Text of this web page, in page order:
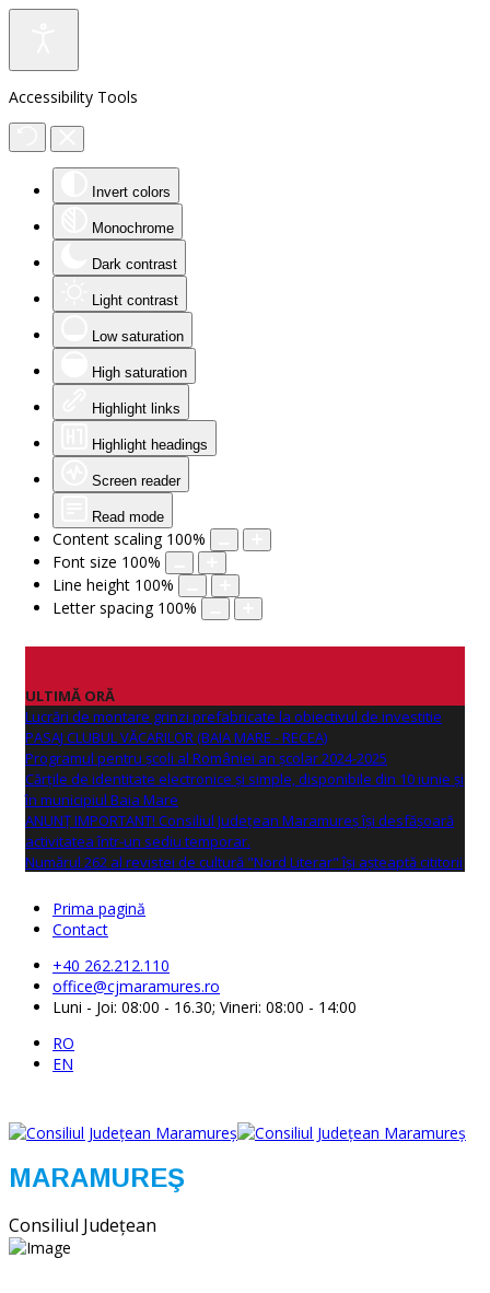
Accessibility Tools
Invert colors
Monochrome
Dark contrast
Light contrast
Low saturation
High saturation
Highlight links
Highlight headings
Screen reader
Read mode
Content scaling 100%
Font size 100%
Line height 100%
Letter spacing 100%
ULTIMĂ ORĂ
Lucrări de montare grinzi prefabricate la obiectivul de investitie
PASAJ CLUBUL VĂCARILOR (BAIA MARE - RECEA)
Programul pentru școli al României an școlar 2024-2025
Cărțile de identitate electronice și simple, disponibile din 10 iunie și
în municipiul Baia Mare
ANUNŢ IMPORTANT! Consiliul Județean Maramureș își desfășoară
activitatea într-un sediu temporar.
Numărul 262 al revistei de cultură "Nord Literar" își așteaptă cititorii
Prima pagină
Contact
+40 262.212.110
office@cjmaramures.ro
Luni - Joi: 08:00 - 16.30; Vineri: 08:00 - 14:00
RO
EN
MARAMUREŞ
Consiliul Judeţean